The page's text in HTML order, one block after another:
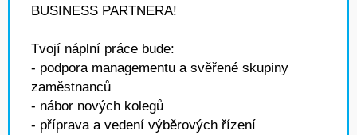
BUSINESS PARTNERA!
Tvojí náplní práce bude:
- podpora managementu a svěřené skupiny
zaměstnanců
- nábor nových kolegů
- příprava a vedení výběrových řízení